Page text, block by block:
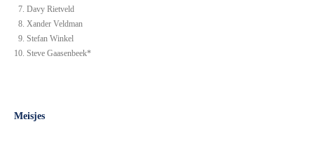
Davy Rietveld
Xander Veldman
Stefan Winkel
Steve Gaasenbeek*
Meisjes